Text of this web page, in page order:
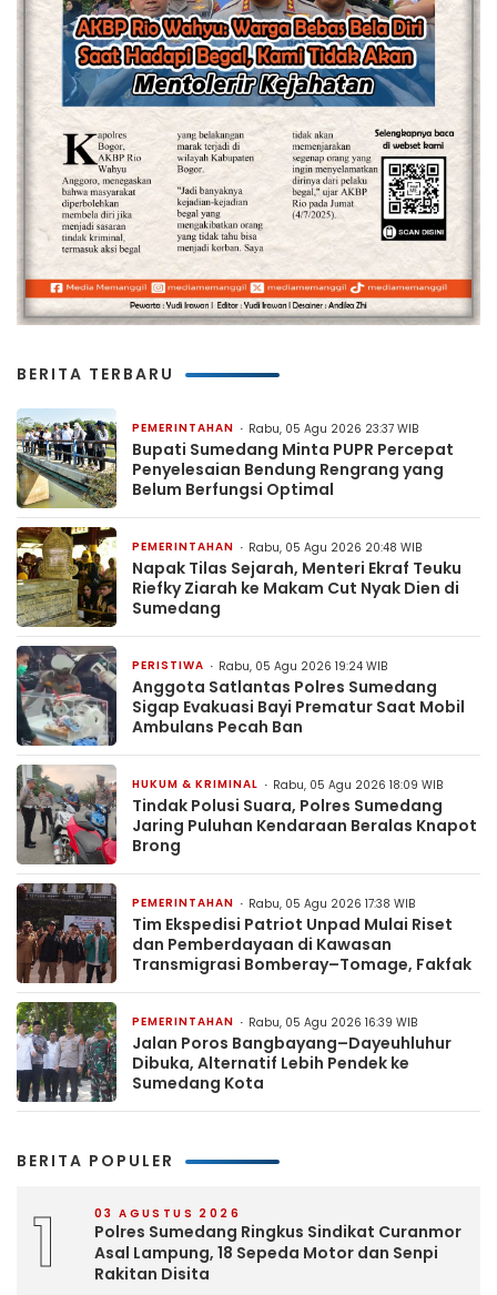
BERITA TERBARU
PEMERINTAHAN Rabu, 05 Agu 2026 23:37 WIB
Bupati Sumedang Minta PUPR Percepat
Penyelesaian Bendung Rengrang yang
Belum Berfungsi Optimal
PEMERINTAHAN Rabu, 05 Agu 2026 20:48 WIB
Napak Tilas Sejarah, Menteri Ekraf Teuku
Riefky Ziarah ke Makam Cut Nyak Dien di
Sumedang
PERISTIWA Rabu, 05 Agu 2026 19:24 WIB
Anggota Satlantas Polres Sumedang
Sigap Evakuasi Bayi Prematur Saat Mobil
Ambulans Pecah Ban
HUKUM & KRIMINAL Rabu, 05 Agu 2026 18:09 WIB
Tindak Polusi Suara, Polres Sumedang
Jaring Puluhan Kendaraan Beralas Knapot
Brong
PEMERINTAHAN Rabu, 05 Agu 2026 17:38 WIB
Tim Ekspedisi Patriot Unpad Mulai Riset
dan Pemberdayaan di Kawasan
Transmigrasi Bomberay–Tomage, Fakfak
PEMERINTAHAN Rabu, 05 Agu 2026 16:39 WIB
Jalan Poros Bangbayang–Dayeuhluhur
Dibuka, Alternatif Lebih Pendek ke
Sumedang Kota
BERITA POPULER
1 03 AGUSTUS 2026
Polres Sumedang Ringkus Sindikat Curanmor
Asal Lampung, 18 Sepeda Motor dan Senpi
Rakitan Disita